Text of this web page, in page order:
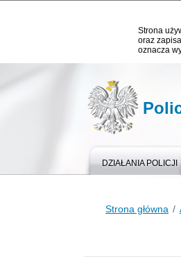
Strona
oraz
oznacza
DZIAŁANIA POLICJI
Strona główna